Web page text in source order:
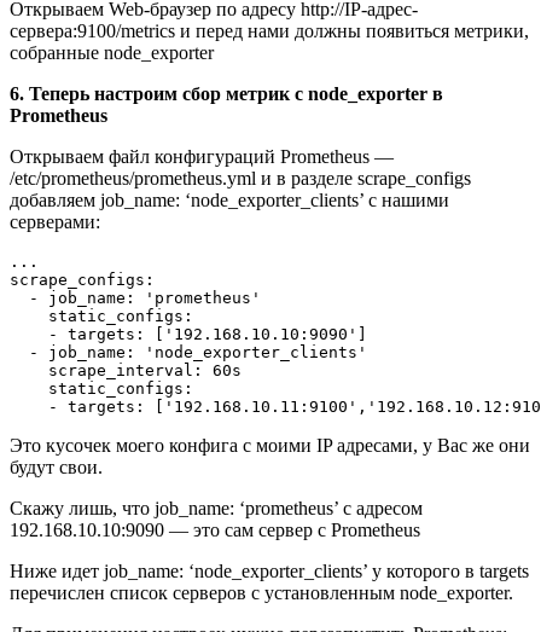
Открываем Web-браузер по адресу http://IP-адрес-
сервера:9100/metrics и перед нами должны появиться метрики,
собранные node_exporter
6. Теперь настроим сбор метрик с node_exporter в
Prometheus
Открываем файл конфигураций Prometheus —
/etc/prometheus/prometheus.yml и в разделе scrape_configs
добавляем job_name: ‘node_exporter_clients’ с нашими
серверами:
...
scrape_configs:
  - job_name: 'prometheus'
    static_configs:
    - targets: ['192.168.10.10:9090']
  - job_name: 'node_exporter_clients'
    scrape_interval: 60s
    static_configs:
Это кусочек моего конфига с моими IP адресами, у Вас же они
будут свои.
Скажу лишь, что job_name: ‘prometheus’ с адресом
192.168.10.10:9090 — это сам сервер с Prometheus
Ниже идет job_name: ‘node_exporter_clients’ у которого в targets
перечислен список серверов с установленным node_exporter.